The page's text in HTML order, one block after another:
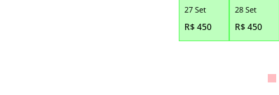
27 Set
R$450
28 Set
R$450